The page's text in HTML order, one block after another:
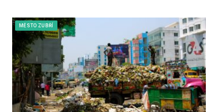
MĚSTO ZUBŘÍ